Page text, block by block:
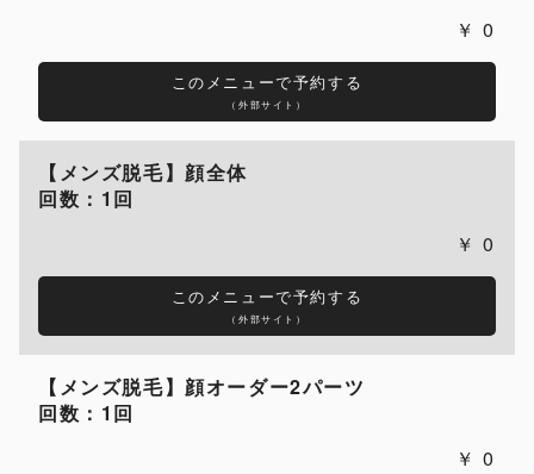
0
このメニューで予約する
（外部サイト）
【メンズ脱毛】顔全体
回数：1回
0
このメニューで予約する
（外部サイト）
【メンズ脱毛】顔オーダー2パーツ
回数：1回
0